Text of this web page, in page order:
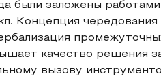
были заложены
Концепция
качество решения
вызову